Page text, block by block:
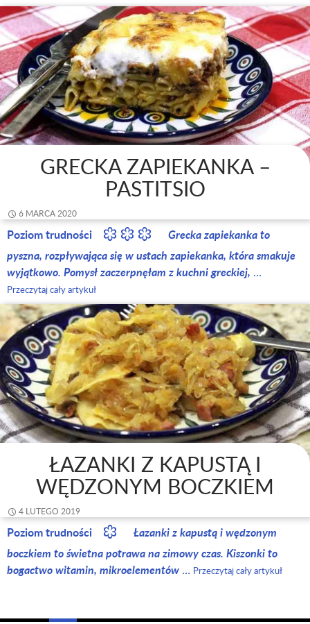
GRECKA ZAPIEKANKA –
PASTITSIO
6 MARCA 2020
Poziom trudności
Grecka zapiekanka to
pyszna, rozpływająca się w ustach zapiekanka, która smakuje
wyjątkowo. Pomysł zaczerpnęłam z kuchni greckiej, …
Przeczytaj cały artykuł
ŁAZANKI Z KAPUSTĄ I
WĘDZONYM BOCZKIEM
4 LUTEGO 2019
Poziom trudności
Łazanki z kapustą i wędzonym
boczkiem to świetna potrawa na zimowy czas. Kiszonki to
bogactwo witamin, mikroelementów … Przeczytaj cały artykuł